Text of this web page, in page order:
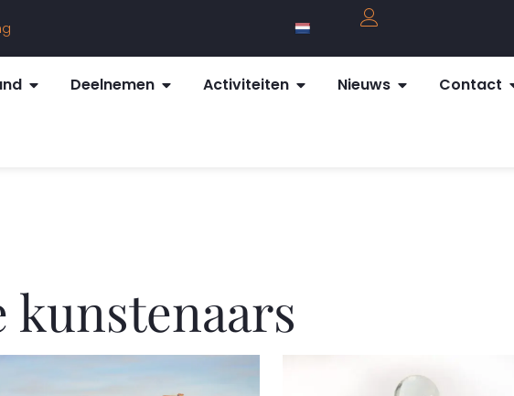
Deelnemen Activiteiten Nieuws Contact
kunstenaars